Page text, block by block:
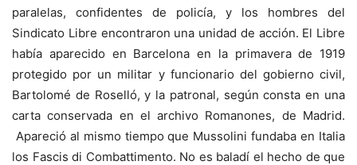
paralelas, confidentes de policía, y los hombres del
Sindicato Libre encontraron una unidad de acción. El Libre
había aparecido en Barcelona en la primavera de 1919
protegido por un militar y funcionario del gobierno civil,
Bartolomé de Roselló, y la patronal, según consta en una
carta conservada en el archivo Romanones, de Madrid.
Apareció al mismo tiempo que Mussolini fundaba en Italia
los Fascis di Combattimento. No es baladí el hecho de que